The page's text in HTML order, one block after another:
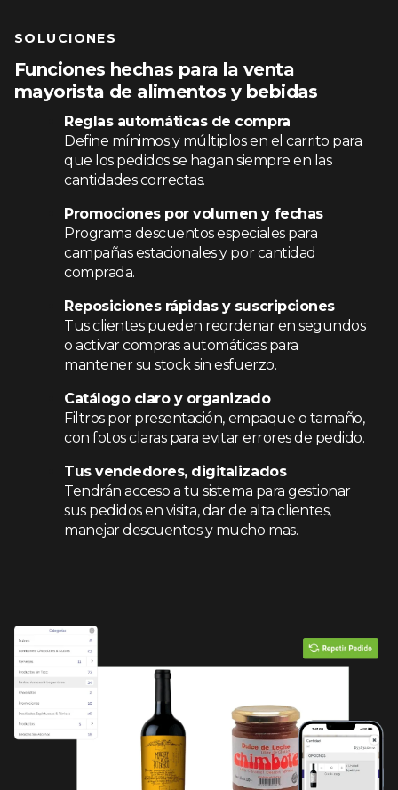
SOLUCIONES
Funciones hechas para la venta
mayorista de alimentos y bebidas
Reglas automáticas de compra
Define mínimos y múltiplos en el carrito para
que los pedidos se hagan siempre en las
cantidades correctas.
Promociones por volumen y fechas
Programa descuentos especiales para
campañas estacionales y por cantidad
comprada.
Reposiciones rápidas y suscripciones
Tus clientes pueden reordenar en segundos
o activar compras automáticas para
mantener su stock sin esfuerzo.
Catálogo claro y organizado
Filtros por presentación, empaque o tamaño,
con fotos claras para evitar errores de pedido.
Tus vendedores, digitalizados
Tendrán acceso a tu sistema para gestionar
sus pedidos en visita, dar de alta clientes,
manejar descuentos y mucho mas.